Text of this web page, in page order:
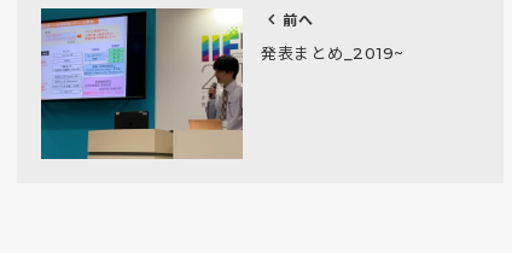
chevron_left 前へ
発表まとめ_2019~